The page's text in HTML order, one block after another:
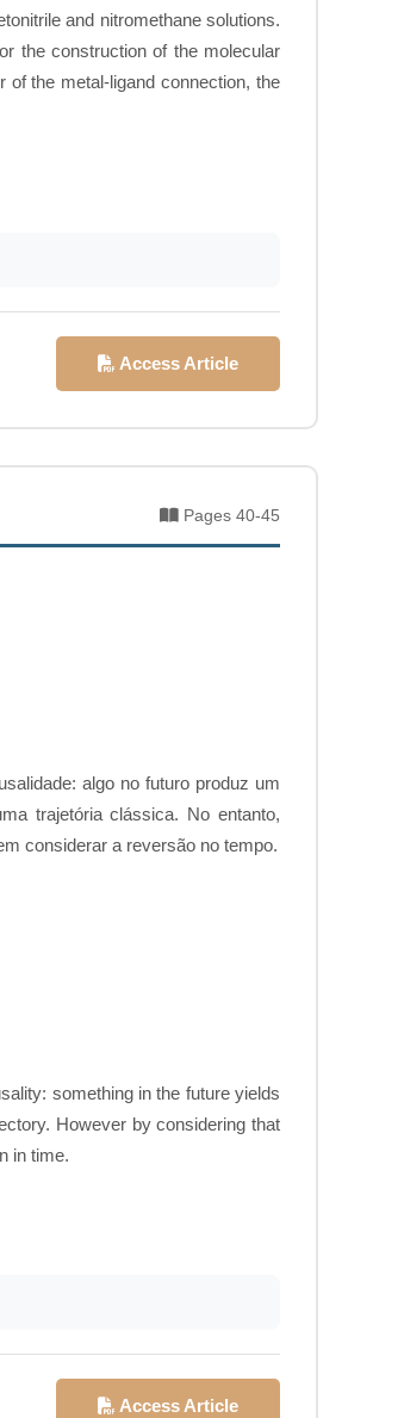
and nitromethane solutions.
the construction of the molecular
the metal-ligand connection, the
Access Article
Pages 40-45
algo no futuro produz um
trajetória clássica. No entanto,
considerar a reversão no tempo.
something in the future yields
However by considering that
in time.
Access Article